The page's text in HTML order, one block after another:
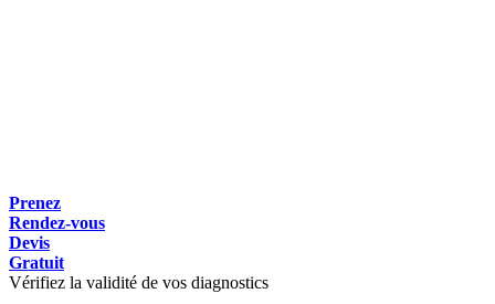
Prenez
Rendez-vous
Devis
Gratuit
Vérifiez la validité de vos diagnostics